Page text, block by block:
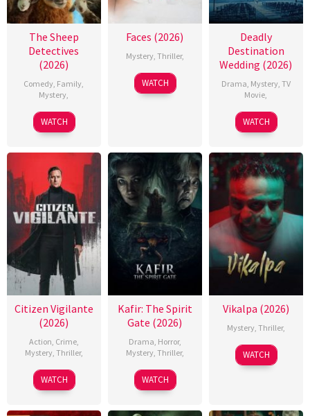
The Sheep
Detectives
(2026)
Comedy Family
Mystery
WATCH
Faces (2026)
Mystery, Thriller,
WATCH
Deadly
Destination
Wedding (2026)
Drama Mystery, TV
Movie
WATCH
Citizen Vigilante
(2026)
Action Crime,
Mystery, Thriller,
WATCH
Kafir: The Spirit
Gate (2026)
Drama Horror,
Mystery, Thriller,
WATCH
Vikalpa (2026)
Mystery, Thriller,
WATCH